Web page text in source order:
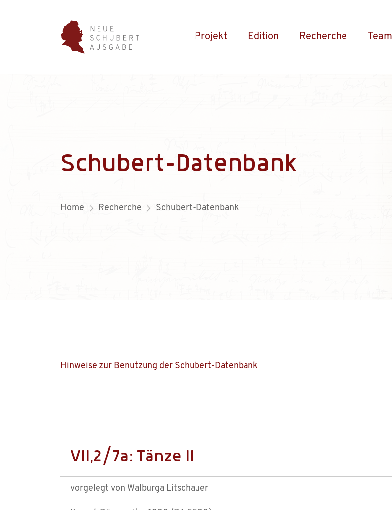
Projekt Edition Recherche Team
Schubert-Datenbank
Home Recherche Schubert-Datenbank
Hinweise zur Benutzung der Schubert-Datenbank
VII,2/7a: Tänze II
vorgelegt von Walburga Litschauer